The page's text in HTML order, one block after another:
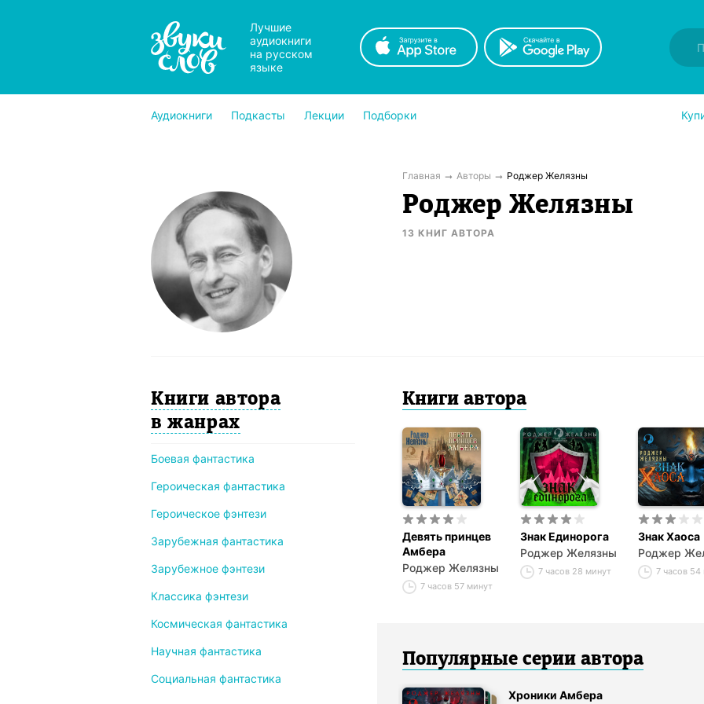
Лучшие
аудиокниги
на русском
языке
Аудиокниги Подкасты Лекции Подборки
Главная Авторы Роджер Желязны
Роджер Желязны
13 КНИГ АВТОРА
Книги автора
в жанрах
Боевая фантастика
Героическая фантастика
Героическое фэнтези
Зарубежная фантастика
Зарубежное фэнтези
Классика фэнтези
Космическая фантастика
Научная фантастика
Социальная фантастика
Книги автора
Девять принцев
Амбера
Роджер Желязны
7 часов 57 минут
Знак Единорога
Роджер Желязны
7 часов 28 минут
Знак Хаоса
Роджер
7 часов
Популярные серии автора
Хроники Амбера